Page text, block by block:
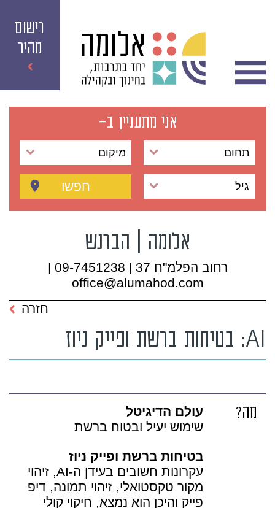
רישום
מהיר
אני מתעניין ב-
תחום מיקום
גיל חפשו
אלומה | הברנש
רחוב הפלמ"ח 37 | 09-7451238 |
office@alumahod.com
AI: בטיחות ברשת ופייק ניוז
חזרה
מה?
עולם הדיגיטל
שימוש יעיל ובטוח ברשת
בטיחות ברשת ופייק ניוז
עקרונות חשובים בעידן ה-AI, זיהוי
מקור טקסטואלי, זיהוי תמונה, דיפ
פייק והיכן הוא נמצא, חיקוי קולי